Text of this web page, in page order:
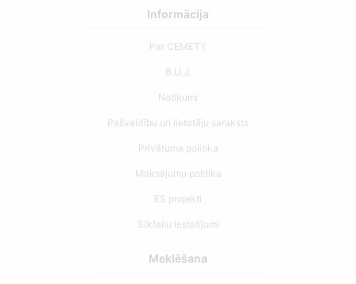
Informācija
Par CEMETY
B.U.J.
Notikumi
Pašvaldību un lietotāju saraksts
Privātuma politika
Maksājumu politika
ES projekti
Sīkfailu iestatījumi
Meklēšana